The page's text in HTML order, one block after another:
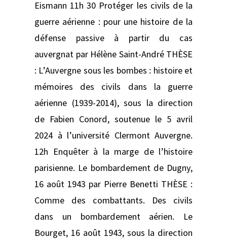
Eismann 11h 30 Protéger les civils de la
guerre aérienne : pour une histoire de la
défense passive à partir du cas
auvergnat par Hélène Saint-André THÈSE
: L’Auvergne sous les bombes : histoire et
mémoires des civils dans la guerre
aérienne (1939-2014), sous la direction
de Fabien Conord, soutenue le 5 avril
2024 à l’université Clermont Auvergne.
12h Enquêter à la marge de l’histoire
parisienne. Le bombardement de Dugny,
16 août 1943 par Pierre Benetti THÈSE :
Comme des combattants. Des civils
dans un bombardement aérien. Le
Bourget, 16 août 1943, sous la direction